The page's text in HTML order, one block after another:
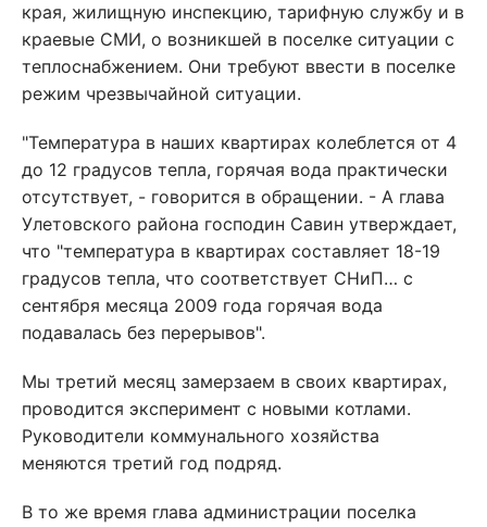
края, жилищную инспекцию, тарифную службу и в
краевые СМИ, о возникшей в поселке ситуации с
теплоснабжением. Они требуют ввести в поселке
режим чрезвычайной ситуации.
"Температура в наших квартирах колеблется от 4
до 12 градусов тепла, горячая вода практически
отсутствует, - говорится в обращении. - А глава
Улетовского района господин Савин утверждает,
что "температура в квартирах составляет 18-19
градусов тепла, что соответствует СНиП… с
сентября месяца 2009 года горячая вода
подавалась без перерывов".
Мы третий месяц замерзаем в своих квартирах,
проводится эксперимент с новыми котлами.
Руководители коммунального хозяйства
меняются третий год подряд.
В то же время глава администрации поселка